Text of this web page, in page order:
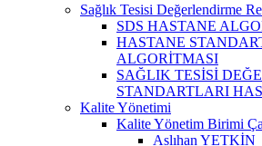
Sağlık Tesisi Değerlendirme
SDS HASTANE
HASTANE
ALGORİTMASI
SAĞLIK TESİSİ
STANDARTLARI
Kalite Yönetimi
Kalite Yönetim Birimi
Aslıhan YETKİN